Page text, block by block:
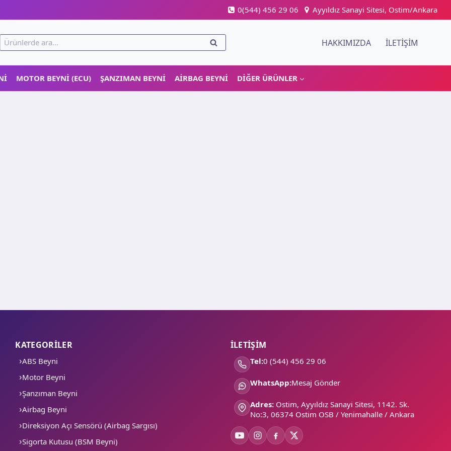
0(544) 456 29 06 Ayyıldız Sanayi Sitesi, Ostim/Ankara
Ara:
ARA HAKKIMIZDA İLETIŞIM
MOTOR BEYNI (ECU) ŞANZIMAN BEYNI AIRBAG BEYNI DIĞER ÜRÜNLER
KATEGORİLER
ABS Beyni
Motor Beyni
Şanzıman Beyni
Airbag Beyni
Direksiyon Açı Sensörü (Airbag Sargısı)
Sigorta Kutusu (BSM Beyni)
İLETİŞİM
Tel:0 (544) 456 29 06
WhatsApp:Mesaj Gönder
Adres: Ostim, Ayyıldız Sanayi Sitesi, 1142. Sk.
No:3, 06374 Ostim OSB / Yenimahalle / Ankara